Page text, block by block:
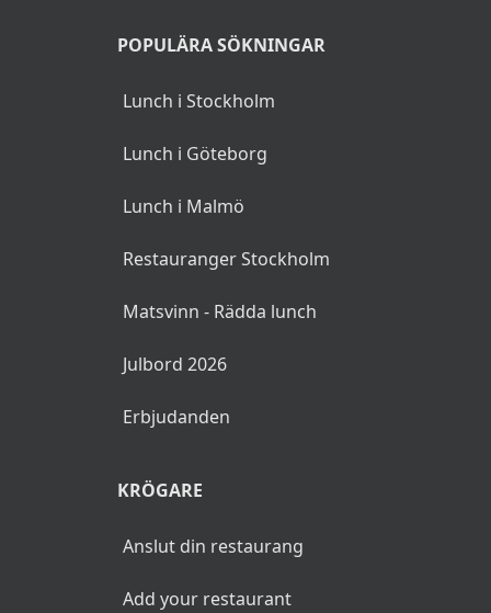
POPULÄRA SÖKNINGAR
Lunch i Stockholm
Lunch i Göteborg
Lunch i Malmö
Restauranger Stockholm
Matsvinn - Rädda lunch
Julbord 2026
Erbjudanden
KRÖGARE
Anslut din restaurang
Add your restaurant